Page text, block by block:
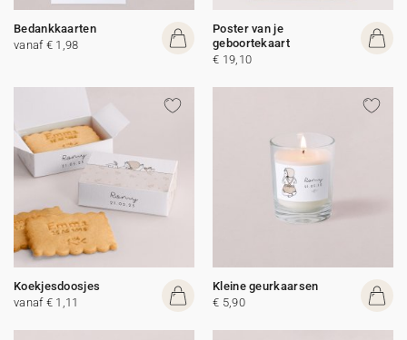
Bedankkaarten
vanaf € 1,98
Poster van je
geboortekaart
€ 19,10
Koekjesdoosjes
vanaf € 1,11
Kleine geurkaarsen
€ 5,90